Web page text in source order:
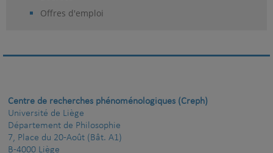
Offres d'emploi
Centre de recherches phénoménologiques (Creph)
Université de Liège
Département de Philosophie
7, Place du 20-Août (Bât. A1)
B-4000 Liège